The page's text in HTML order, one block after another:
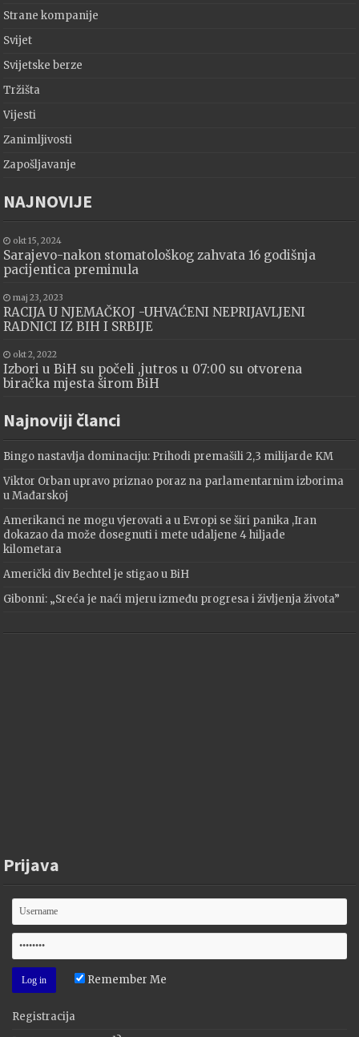
Strane kompanije
Svijet
Svijetske berze
Tržišta
Vijesti
Zanimljivosti
Zapošljavanje
NAJNOVIJE
okt 15, 2024
Sarajevo-nakon stomatološkog zahvata 16 godišnja
pacijentica preminula
maj 23, 2023
RACIJA U NJEMAČKOJ -UHVAĆENI NEPRIJAVLJENI
RADNICI IZ BIH I SRBIJE
okt 2, 2022
Izbori u BiH su počeli ,jutros u 07:00 su otvorena
biračka mjesta širom BiH
Najnoviji članci
Bingo nastavlja dominaciju: Prihodi premašili 2,3 milijarde KM
Viktor Orban upravo priznao poraz na parlamentarnim izborima
u Mađarskoj
Amerikanci ne mogu vjerovati a u Evropi se širi panika ,Iran
dokazao da može dosegnuti i mete udaljene 4 hiljade
kilometara
Američki div Bechtel je stigao u BiH
Gibonni: „Sreća je naći mjeru između progresa i življenja života”
Prijava
Remember Me
Registracija